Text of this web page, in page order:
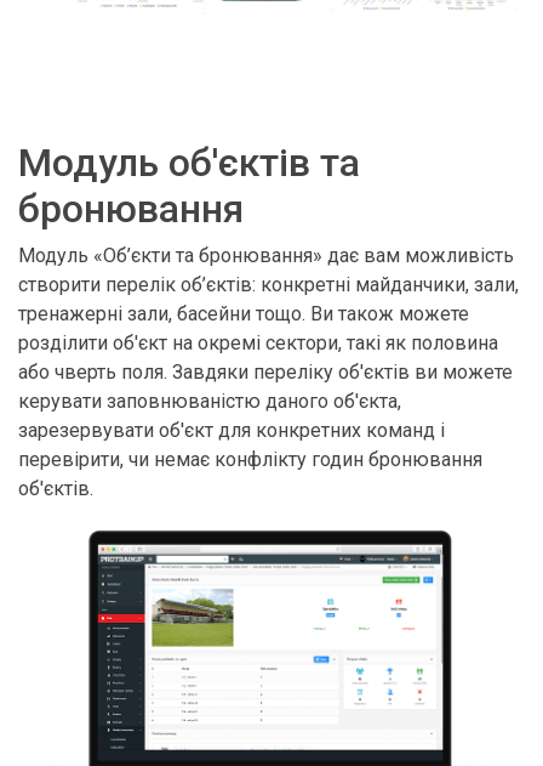
Модуль об'єктів та
бронювання
Модуль «Об’єкти та бронювання» дає вам можливість
створити перелік об’єктів: конкретні майданчики, зали,
тренажерні зали, басейни тощо. Ви також можете
розділити об'єкт на окремі сектори, такі як половина
або чверть поля. Завдяки переліку об'єктів ви можете
керувати заповнюваністю даного об'єкта,
зарезервувати об'єкт для конкретних команд і
перевірити, чи немає конфлікту годин бронювання
об'єктів.